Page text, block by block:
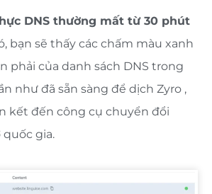
DNS thường mất từ ​​30 phút
bạn sẽ thấy các chấm màu xanh
phải của danh sách DNS trong
như đã sẵn sàng để dịch Zyro ,
kết đến công cụ chuyển đổi
gia.